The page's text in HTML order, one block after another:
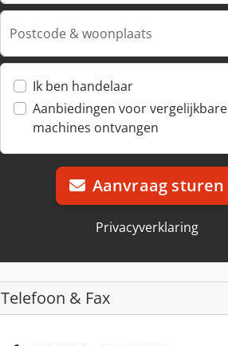
Postcode & woonplaats
Ik ben handelaar
Aanbiedingen voor vergelijkbare
machines ontvangen
Aanvraag sturen
Privacyverklaring
Telefoon & Fax